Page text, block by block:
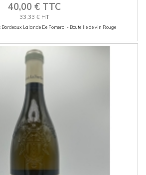
40,00 € TTC
33,33 € HT
Bordeaux Lalande De Pomerol - Bouteille de vin Rouge